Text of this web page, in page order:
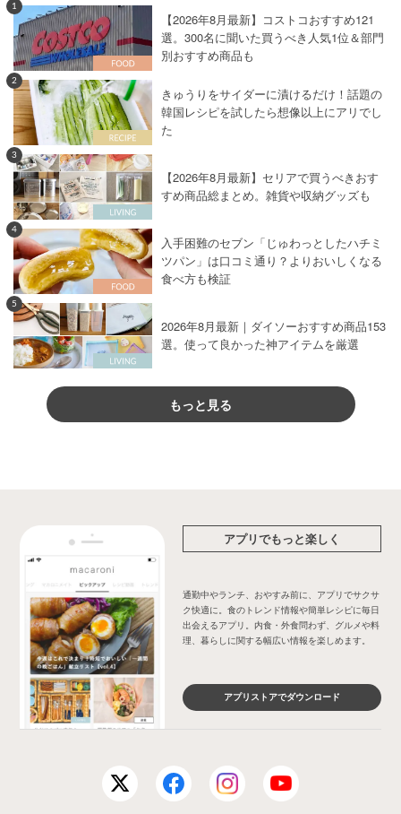
1
【2026年8月最新】コストコおすすめ121
選。300名に聞いた買うべき人気1位＆部門
別おすすめ商品も
2
きゅうりをサイダーに漬けるだけ！話題の
韓国レシピを試したら想像以上にアリでし
た
3
【2026年8月最新】セリアで買うべきおす
すめ商品総まとめ。雑貨や収納グッズも
4
入手困難のセブン「じゅわっとしたハチミ
ツパン」は口コミ通り？よりおいしくなる
食べ方も検証
5
2026年8月最新｜ダイソーおすすめ商品153
選。使って良かった神アイテムを厳選
もっと見る
アプリでもっと楽しく
通勤中やランチ、おやすみ前に、アプリでサクサ
ク快適に。食のトレンド情報や簡単レシピに毎日
出会えるアプリ。内食・外食問わず、グルメや料
理、暮らしに関する幅広い情報を楽しめます。
アプリストアでダウンロード